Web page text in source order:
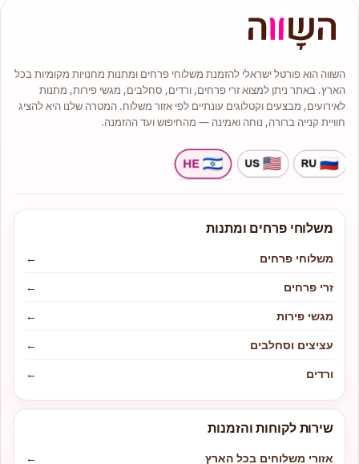
השווה הוא פורטל ישראלי להזמנת משלוחי פרחים ומתנות מחנויות מקומיות בכל
הארץ. באתר ניתן למצוא זרי פרחים, ורדים, סחלבים, מגשי פירות, מתנות
לאירועים, מבצעים וקטלוגים עונתיים לפי אזור משלוח. המטרה שלנו היא להציג
חוויית קנייה ברורה, נוחה ואמינה — מהחיפוש ועד ההזמנה.
משלוחי פרחים ומתנות
משלוחי פרחים
←
זרי פרחים
←
מגשי פירות
←
עציצים וסחלבים
←
ורדים
←
שירות לקוחות והזמנות
אזורי משלוחים בכל הארץ
←